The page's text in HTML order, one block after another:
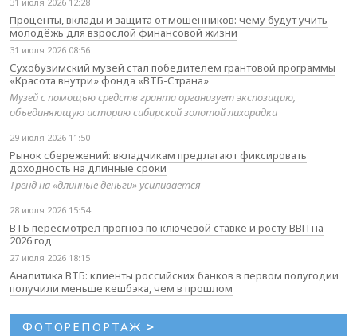
Проценты, вклады и защита от мошенников: чему будут учить
молодёжь для взрослой финансовой жизни
31 июля 2026 08:56
Сухобузимский музей стал победителем грантовой программы
«Красота внутри» фонда «ВТБ-Страна»
Музей с помощью средств гранта организует экспозицию,
объединяющую историю сибирской золотой лихорадки
29 июля 2026 11:50
Рынок сбережений: вкладчикам предлагают фиксировать
доходность на длинные сроки
Тренд на «длинные деньги» усиливается
28 июля 2026 15:54
ВТБ пересмотрел прогноз по ключевой ставке и росту ВВП на
2026 год
27 июля 2026 18:15
Аналитика ВТБ: клиенты российских банков в первом полугодии
получили меньше кешбэка, чем в прошлом
ФОТОРЕПОРТАЖ >